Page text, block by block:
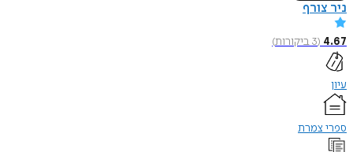
ניר צורף
4.67
(
3ביקורות)
עיון
ספרי צמרת